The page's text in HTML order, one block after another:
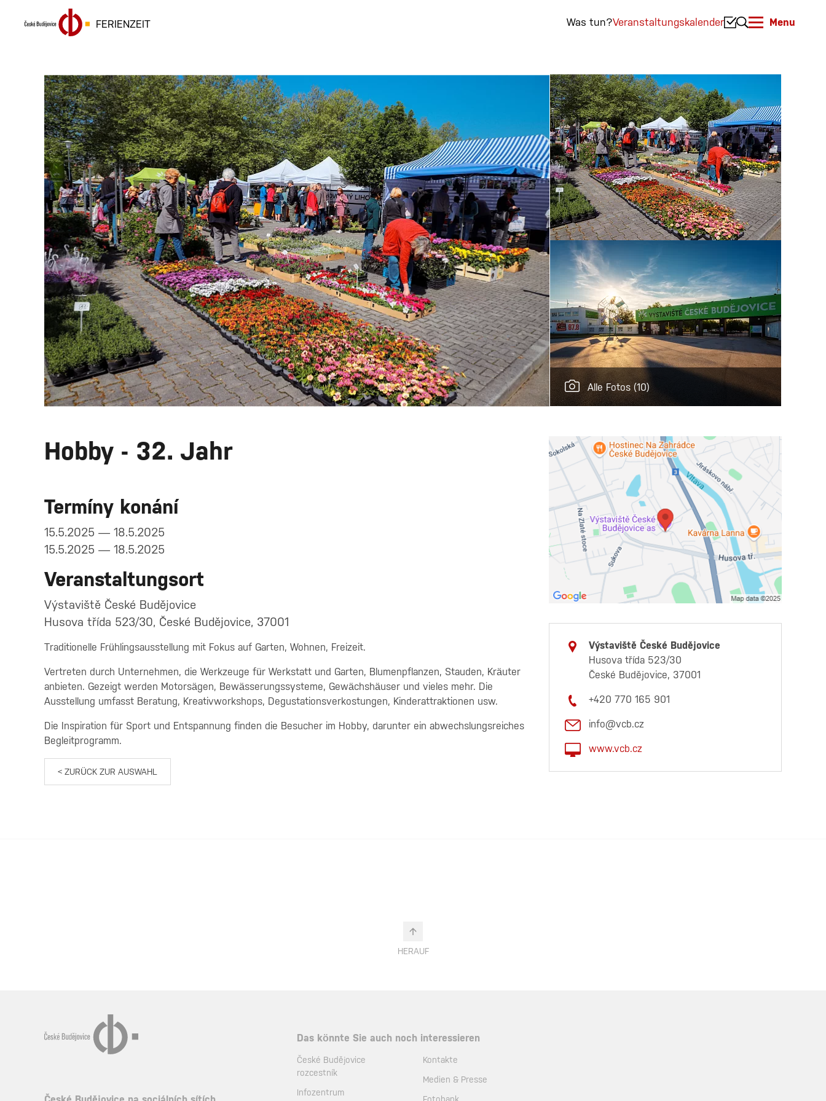
FERIENZEIT Was tun?Veranstaltungskalender Menu
Alle Fotos (10)
Hobby - 32. Jahr
Termíny konání
15.5.2025 — 18.5.2025
15.5.2025 — 18.5.2025
Veranstaltungsort
Výstaviště České Budějovice
Husova třída 523/30, České Budějovice, 37001
Traditionelle Frühlingsausstellung mit Fokus auf Garten, Wohnen, Freizeit.
Vertreten durch Unternehmen, die Werkzeuge für Werkstatt und Garten, Blumenpflanzen, Stauden, Kräuter
anbieten. Gezeigt werden Motorsägen, Bewässerungssysteme, Gewächshäuser und vieles mehr. Die
Ausstellung umfasst Beratung, Kreativworkshops, Degustationsverkostungen, Kinderattraktionen usw.
Die Inspiration für Sport und Entspannung finden die Besucher im Hobby, darunter ein abwechslungsreiches
Begleitprogramm.
< ZURÜCK ZUR AUSWAHL
Výstaviště České Budějovice
Husova třída 523/30
České Budějovice, 37001
+420 770 165 901
info@vcb.cz
www.vcb.cz
HERAUF
Das könnte Sie auch noch interessieren
České Budějovice
rozcestník
Infozentrum
Kontakte
Medien & Presse
Fotobank